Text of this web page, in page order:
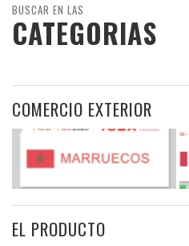
BUSCAR EN LAS
CATEGORIAS
COMERCIO EXTERIOR
EL PRODUCTO